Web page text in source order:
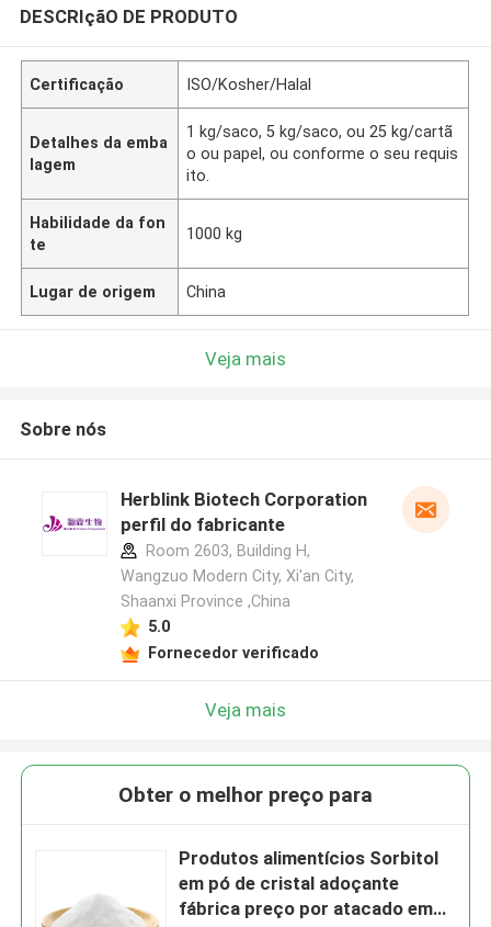
DESCRIçãO DE PRODUTO
Certificação ISO/Kosher/Halal
Detalhes da emba
lagem
1 kg/saco, 5 kg/saco, ou 25 kg/cartã
o ou papel, ou conforme o seu requis
ito.
Habilidade da fon
te
1000 kg
Lugar de origem China
Veja mais
Sobre nós
Herblink Biotech Corporation
perfil do fabricante
Room 2603, Building H,
Wangzuo Modern City, Xi'an City,
Shaanxi Province ,China
5.0
Fornecedor verificado
Veja mais
Obter o melhor preço para
Produtos alimentícios Sorbitol
em pó de cristal adoçante
fábrica preço por atacado em